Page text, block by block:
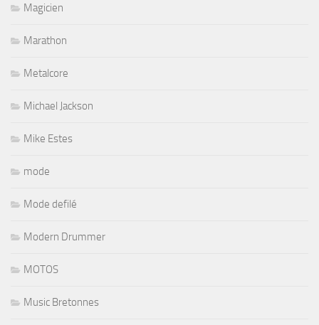
Magicien
Marathon
Metalcore
Michael Jackson
Mike Estes
mode
Mode defilé
Modern Drummer
MOTOS
Music Bretonnes